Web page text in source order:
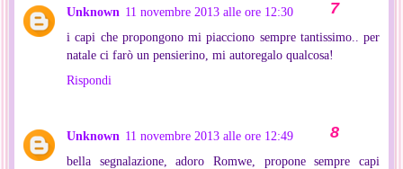
Unknown 11 novembre 2013 alle ore 12:30
i capi che propongono mi piacciono sempre tantissimo.. per
natale ci farò un pensierino, mi autoregalo qualcosa!
Rispondi
Unknown 11 novembre 2013 alle ore 12:49
bella segnalazione, adoro Romwe, propone sempre capi